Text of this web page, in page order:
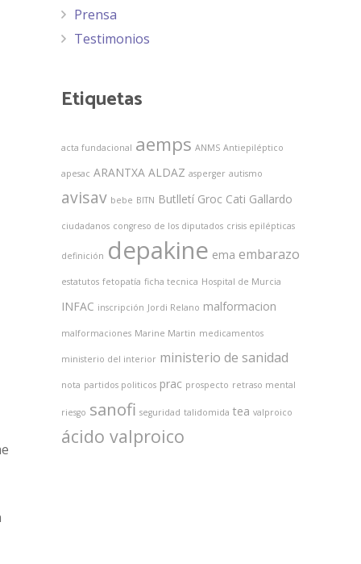
Prensa
Testimonios
Etiquetas
acta fundacional aemps ANMS Antiepiléptico
apesac ARANTXA ALDAZ asperger autismo
avisav bebe BITN Butlletí Groc Cati Gallardo
ciudadanos congreso de los diputados crisis epilépticas
definición depakine ema embarazo
estatutos fetopatía ficha tecnica Hospital de Murcia
INFAC inscripción Jordi Relano malformacion
malformaciones Marine Martin medicamentos
ministerio del interior ministerio de sanidad
nota partidos politicos prac prospecto retraso mental
riesgo sanofi seguridad talidomida tea valproico
ácido valproico